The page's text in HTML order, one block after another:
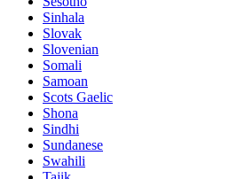
Sinhala
Slovak
Slovenian
Somali
Samoan
Scots Gaelic
Shona
Sindhi
Sundanese
Swahili